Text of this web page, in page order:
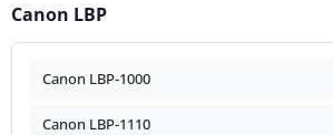
Canon LBP
Canon LBP-1000
Canon LBP-1110